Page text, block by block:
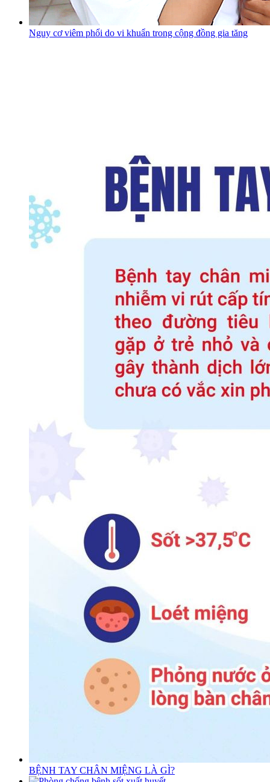
Nguy cơ viêm phổi do vi khuẩn trong cộng đồng gia tăng
BỆNH TAY CHÂN MIỆNG LÀ GÌ?